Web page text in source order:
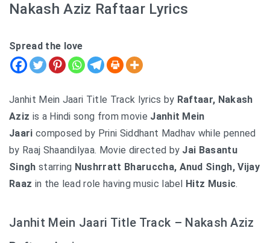
Nakash Aziz Raftaar Lyrics
Spread the love
Janhit Mein Jaari Title Track lyrics by Raftaar, Nakash
Aziz is a Hindi song from movie Janhit Mein
Jaari composed by Prini Siddhant Madhav while penned
by Raaj Shaandilyaa. Movie directed by Jai Basantu
Singh starring Nushrratt Bharuccha, Anud Singh, Vijay
Raaz in the lead role having music label Hitz Music.
Janhit Mein Jaari Title Track – Nakash Aziz